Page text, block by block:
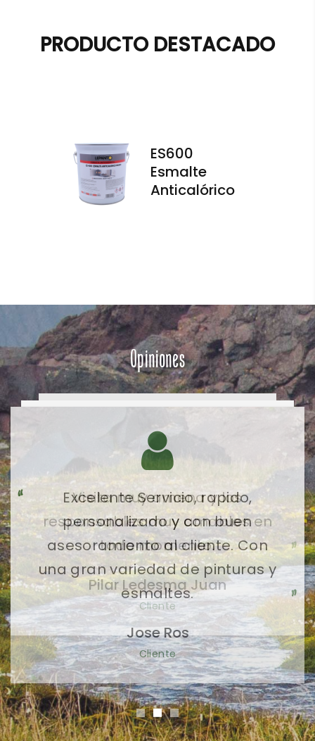
PRODUCTO DESTACADO
ES600
Esmalte
Anticalórico
Opiniones
Visita muy amena y los
responsables muy amables en
todo momento.
Pilar Ledesma Juan
Cliente